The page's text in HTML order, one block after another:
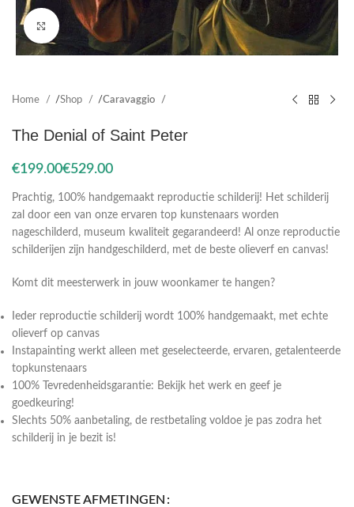
Click to enlarge
Home Shop Caravaggio
The Denial of Saint Peter
€ €
Prachtig, 100% handgemaakt reproductie schilderij! Het schilderij
zal door een van onze ervaren top kunstenaars worden
nageschilderd, museum kwaliteit gegarandeerd! Al onze reproductie
schilderijen zijn handgeschilderd, met de beste olieverf en canvas!
Komt dit meesterwerk in jouw woonkamer te hangen?
Ieder reproductie schilderij wordt 100% handgemaakt, met echte
olieverf op canvas
Instapainting werkt alleen met geselecteerde, ervaren, getalenteerde
topkunstenaars
100% Tevredenheidsgarantie: Bekijk het werk en geef je
goedkeuring!
Slechts 50% aanbetaling, de restbetaling voldoe je pas zodra het
schilderij in je bezit is!
GEWENSTE AFMETINGEN